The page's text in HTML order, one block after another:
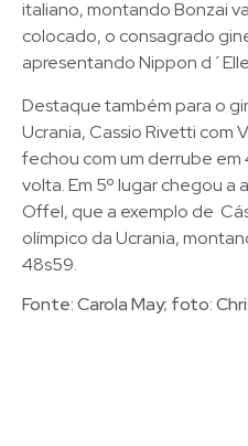
italiano, montando Bonzai
colocado, o consagrado
apresentando Nippon
Destaque também para o
Ucrania, Cassio Rivetti com
fechou com um derrube em
volta. Em 5º lugar chegou a
Offel, que a exemplo de
olímpico da Ucrania,
48s59.
Fonte: Carola May; foto: